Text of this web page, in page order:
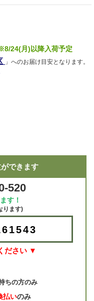
24(月)以降入荷予定
」へのお届け目安となります。
できます
520
す！
ります)
ださい ▼
ちの方のみ
払いのみ